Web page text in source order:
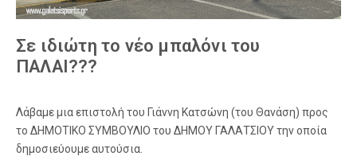
Σε ιδιώτη το νέο μπαλόνι του
ΠΑΛΑΙ???
Λάβαμε μια επιστολή του Γιάννη Κατσώνη (του Θανάση) προς
το ΔΗΜΟΤΙΚΟ ΣΥΜΒΟΥΛΙΟ του ΔΗΜΟΥ ΓΑΛΑΤΣΙΟΥ την οποία
δημοσιεύουμε αυτούσια.